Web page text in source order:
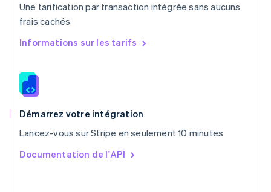
Une tarification par transaction intégrée sans aucuns
frais cachés
Informations sur les tarifs
Démarrez votre intégration
Lancez-vous sur Stripe en seulement 10 minutes
Documentation de l'API
PortuguêsEnglish
R.A.S. de Hong Kong, Chine
English
Roumanie
Royaume-Uni
English
English简体中文
English